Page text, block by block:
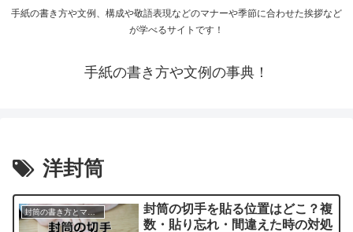
手紙の書き方や文例、構成や敬語表現などのマナーや季節に合わせた挨拶など
が学べるサイトです！
手紙の書き方や文例の事典！
洋封筒
封筒の書き方とマナー
封筒の切手を貼る位置はどこ？複
数・貼り忘れ・間違えた時の対処